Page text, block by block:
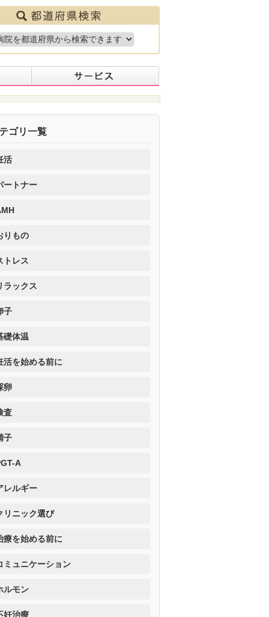
ゴリ一覧
活
ートナー
りもの
トレス
ラックス
子
礎体温
活を始める前に
卵
査
子
A
レルギー
リニック選び
療を始める前に
ミュニケーション
ルモン
妊治療